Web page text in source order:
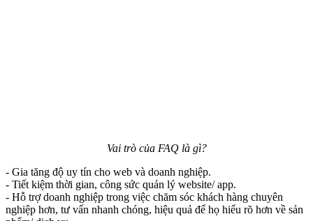
Vai trò của FAQ là gì?
- Gia tăng độ uy tín cho web và doanh nghiệp.
- Tiết kiệm thời gian, công sức quản lý website/ app.
- Hỗ trợ doanh nghiệp trong việc chăm sóc khách hàng chuyên
nghiệp hơn, tư vấn nhanh chóng, hiệu quả để họ hiểu rõ hơn về sản